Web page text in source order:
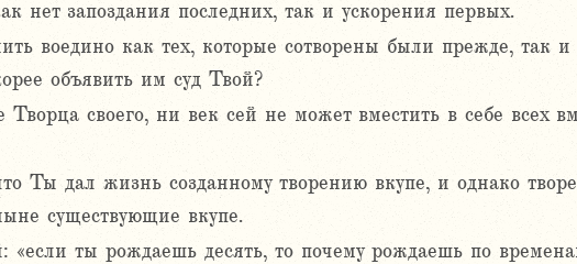
нет запоздания последних, так и ускорения первых.
воедино как тех, которые сотворены были прежде, так и
объявить им суд Твой?
своего, ни век сей не может вместить в себе всех
Ты дал жизнь созданному творению вкупе, и однако
существующие вкупе.
ты рождаешь десять, то почему рождаешь по